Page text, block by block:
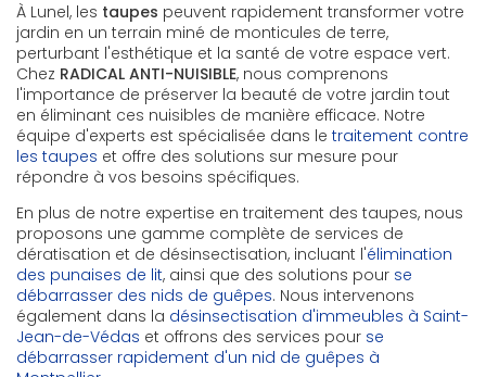
À Lunel, les taupes peuvent rapidement transformer votre
jardin en un terrain miné de monticules de terre,
perturbant l'esthétique et la santé de votre espace vert.
Chez RADICAL ANTI-NUISIBLE, nous comprenons
l'importance de préserver la beauté de votre jardin tout
en éliminant ces nuisibles de manière efficace. Notre
équipe d'experts est spécialisée dans le traitement contre
les taupes et offre des solutions sur mesure pour
répondre à vos besoins spécifiques.
En plus de notre expertise en traitement des taupes, nous
proposons une gamme complète de services de
dératisation et de désinsectisation, incluant l'élimination
des punaises de lit, ainsi que des solutions pour se
débarrasser des nids de guêpes. Nous intervenons
également dans la désinsectisation d'immeubles à Saint-
Jean-de-Védas et offrons des services pour se
débarrasser rapidement d'un nid de guêpes à